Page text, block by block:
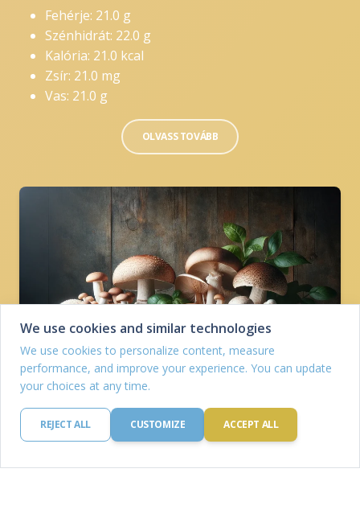
Fehérje: 21.0 g
Szénhidrát: 22.0 g
Kalória: 21.0 kcal
Zsír: 21.0 mg
Vas: 21.0 g
OLVASS TOVÁBB
We use cookies and similar technologies
We use cookies to personalize content, measure
performance, and improve your experience. You can update
your choices at any time.
REJECT ALL CUSTOMIZE ACCEPT ALL